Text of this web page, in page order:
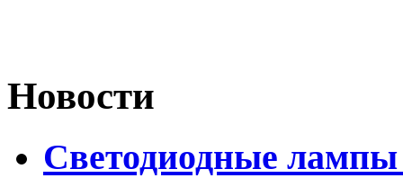
Новости
Светодиодные лампы